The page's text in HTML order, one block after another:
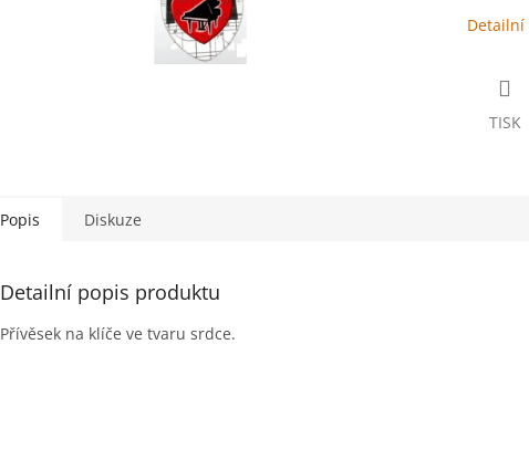
TISK
Popis Diskuze
Detailní popis produktu
Přívěsek na klíče ve tvaru srdce.